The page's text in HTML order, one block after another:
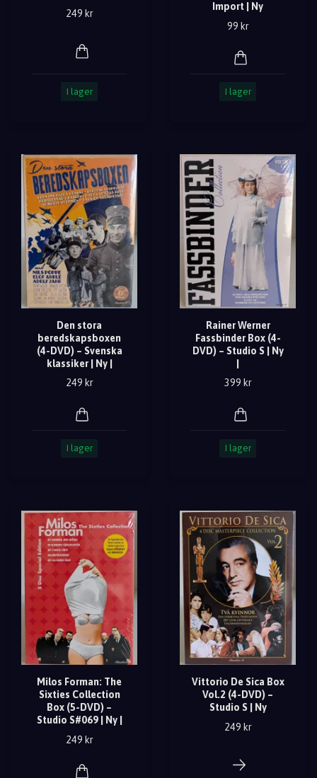
249 kr
I lager
Import | Ny
99 kr
I lager
Den stora
beredskapsboxen
(4-DVD) – Svenska
klassiker | Ny |
249 kr
I lager
Rainer Werner
Fassbinder Box (4-
DVD) – Studio S | Ny
|
399 kr
I lager
Milos Forman: The
Sixties Collection
Box (5-DVD) –
Studio S#069 | Ny |
249 kr
Vittorio De Sica Box
Vol.2 (4-DVD) –
Studio S | Ny
249 kr